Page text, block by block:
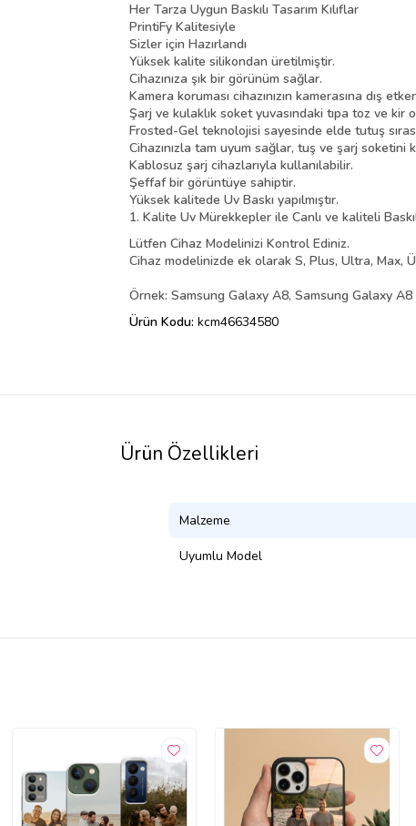
Her Tarza Uygun Baskılı Tasarım Kılıflar
PrintiFy Kalitesiyle
Sizler için Hazırlandı
Yüksek kalite silikondan üretilmiştir.
Cihazınıza şık bir görünüm sağlar.
Kamera koruması cihazınızın kamerasına dış
Şarj ve kulaklık soket yuvasındaki tıpa toz ve kir
Frosted-Gel teknolojisi sayesinde elde tutuş
Cihazınızla tam uyum sağlar, tuş ve şarj soketini
Kablosuz şarj cihazlarıyla kullanılabilir.
Şeffaf bir görüntüye sahiptir.
Yüksek kalitede Uv Baskı yapılmıştır.
1. Kalite Uv Mürekkepler ile Canlı ve kaliteli
Lütfen Cihaz Modelinizi Kontrol Ediniz.
Cihaz modelinizde ek olarak S, Plus, Ultra, Max,
Örnek: Samsung Galaxy A8, Samsung Galaxy
Ürün Kodu: kcm46634580
Ürün Özellikleri
Malzeme
Uyumlu Model